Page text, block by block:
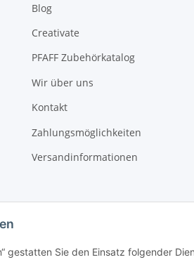
gestatten Sie den Einsatz folgender
Blog
Creativate
PFAFF Zubehörkatalog
Wir über uns
Kontakt
Zahlungsmöglichkeiten
Versandinformationen